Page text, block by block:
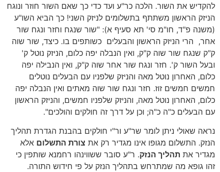
להקדיש את השור. הלכה כר"ע ועד כדי כך שאם השור חוזר ונוגח
הניזק הראשון משתתף בתשלומים לניזק השני! כך הביא השו"ע
(משנה פ"ד, חו"מ סי' תא סעיף א): "שור שנגח וחזר ונגח שור
אחר, הרי הניזק הראשון והבעלים כשותפים בו. כיצד, שור שוה
ק"ק שנגח שור שוה ק"ק, ואין הנבלה יפה כלום, הניזק נוטל ק'
ובעל השור ק'. חזר ונגח שור אחר שוה ק"ק, ואין הנבילה יפה
כלום, האחרון נוטל מאה והניזק שלפניו עם הבעלים נוטלים
חמשים חמשים זוז. חזר ונגח שור שוה מאתים ואין הנבלה יפה
כלום, האחרון נוטל מאה, והניזק שלפניו חמשים, והניזק הראשון
עם הבעלים כ"ה כ"ה; וכן על דרך זה חולקים והולכים".
נראה שאולי ניתן לומר שר"ע ור"י חולקים בהבנת הגדרת תהליך
הנזק. התשלום מגופו אינו מגדיר רק את צורת התשלום אלא
מגדיר את תהליך הנזק. ר"ע סובר ששווינהו רחמנא שותפין כי
זהו גופא מה שמתרחש בתהליך הנזק על פי חידוש התורה.